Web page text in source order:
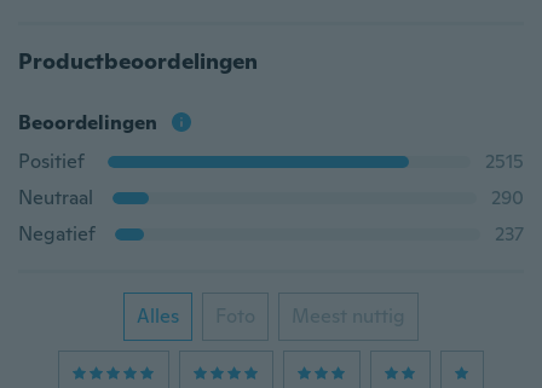
Productbeoordelingen
Beoordelingen
Positief
2515
Neutraal
290
Negatief
237
Alles Foto Meest nuttig